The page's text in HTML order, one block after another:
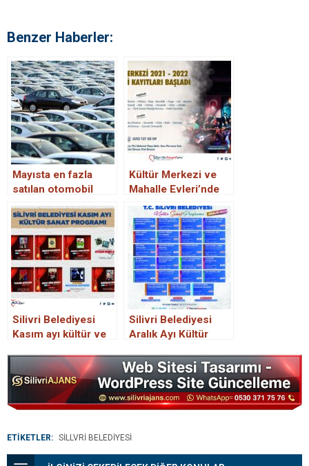
Benzer Haberler:
Mayısta en fazla
satılan otomobil
markaları belli oldu
Kültür Merkezi ve
Mahalle Evleri’nde
kış dönemi kurs
kayıtları başladı.
Silivri Belediyesi
Kasım ayı kültür ve
programı
Silivri Belediyesi
Aralık Ayı Kültür
ETİKETLER: SILLVRI BELEDIYESI